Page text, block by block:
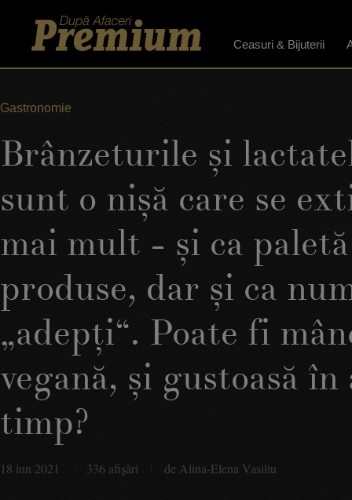
Ceasuri & Bijuterii
Gastronomie
Brânzeturile şi
sunt o nişă care se
mai mult - şi ca
produse, dar şi ca
„adepţi“. Poate fi
vegană, şi gustoasă în
timp?
18 iun 2021 336 afişări de Alina-Elena Vasiliu